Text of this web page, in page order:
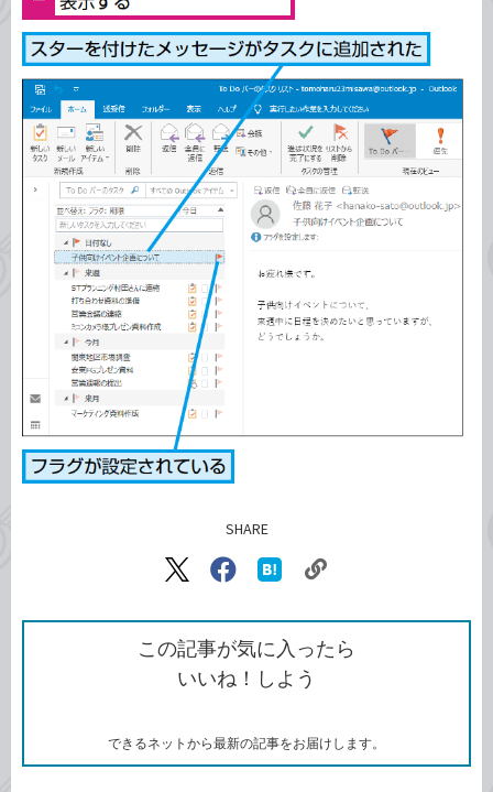
SHARE
X（旧
で
シ
ェ
ア
Facebook
シ
ェ
ア
な
ブ
ッ
ク
ク
ク
を
コ
この記事が気に入ったら
いいね！しよう
できるネットから最新の記事をお届けします。